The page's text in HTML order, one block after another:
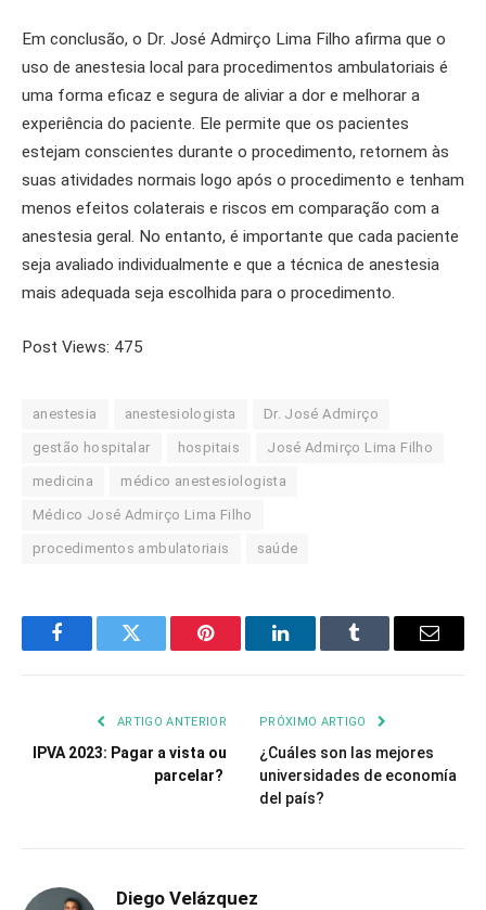
Em conclusão, o Dr. José Admirço Lima Filho afirma que o
uso de anestesia local para procedimentos ambulatoriais é
uma forma eficaz e segura de aliviar a dor e melhorar a
experiência do paciente. Ele permite que os pacientes
estejam conscientes durante o procedimento, retornem às
suas atividades normais logo após o procedimento e tenham
menos efeitos colaterais e riscos em comparação com a
anestesia geral. No entanto, é importante que cada paciente
seja avaliado individualmente e que a técnica de anestesia
mais adequada seja escolhida para o procedimento.
Post Views: 475
anestesia anestesiologista Dr. José Admirço
gestão hospitalar hospitais José Admirço Lima Filho
medicina médico anestesiologista
Médico José Admirço Lima Filho
procedimentos ambulatoriais saúde
FacebookTwitter Pinterest LinkedInTumblr Email
ARTIGO ANTERIOR
IPVA 2023: Pagar a vista ou
parcelar?
PRÓXIMO ARTIGO
¿Cuáles son las mejores
universidades de economía
del país?
Diego Velázquez